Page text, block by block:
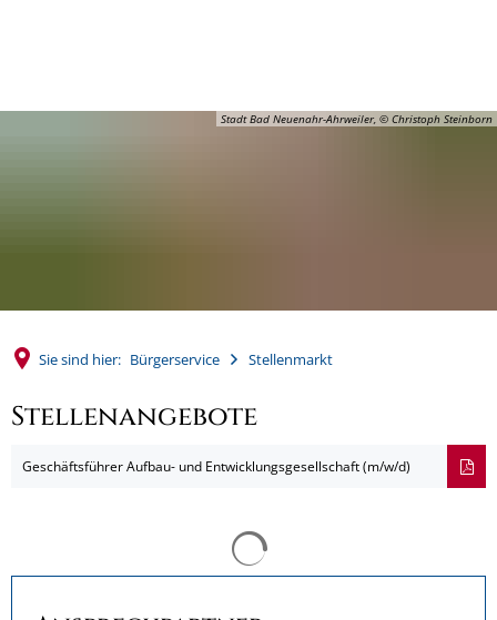
Stadt Bad Neuenahr-Ahrweiler, © Christoph Steinborn
Sie sind hier: Bürgerservice Stellenmarkt
Stellenangebote
Geschäftsführer Aufbau- und Entwicklungsgesellschaft (m/w/d)